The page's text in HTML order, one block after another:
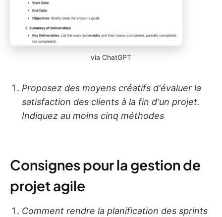
via ChatGPT
Proposez des moyens créatifs d'évaluer la
satisfaction des clients à la fin d'un projet.
Indiquez au moins cinq méthodes
Consignes pour la gestion de
projet agile
Comment rendre la planification des sprints